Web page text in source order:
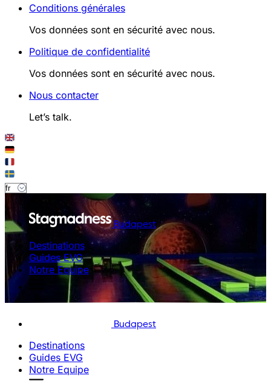
Conditions générales
Vos données sont en sécurité avec nous.
Politique de confidentialité
Vos données sont en sécurité avec nous.
Nous contacter
Let’s talk.
Budapest
Destinations
Guides EVG
Notre Equipe
Budapest
Destinations
Guides EVG
Notre Equipe